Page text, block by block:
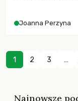
zachodzących
Joanna Perzyna
1 2 3 …
Najnowsze